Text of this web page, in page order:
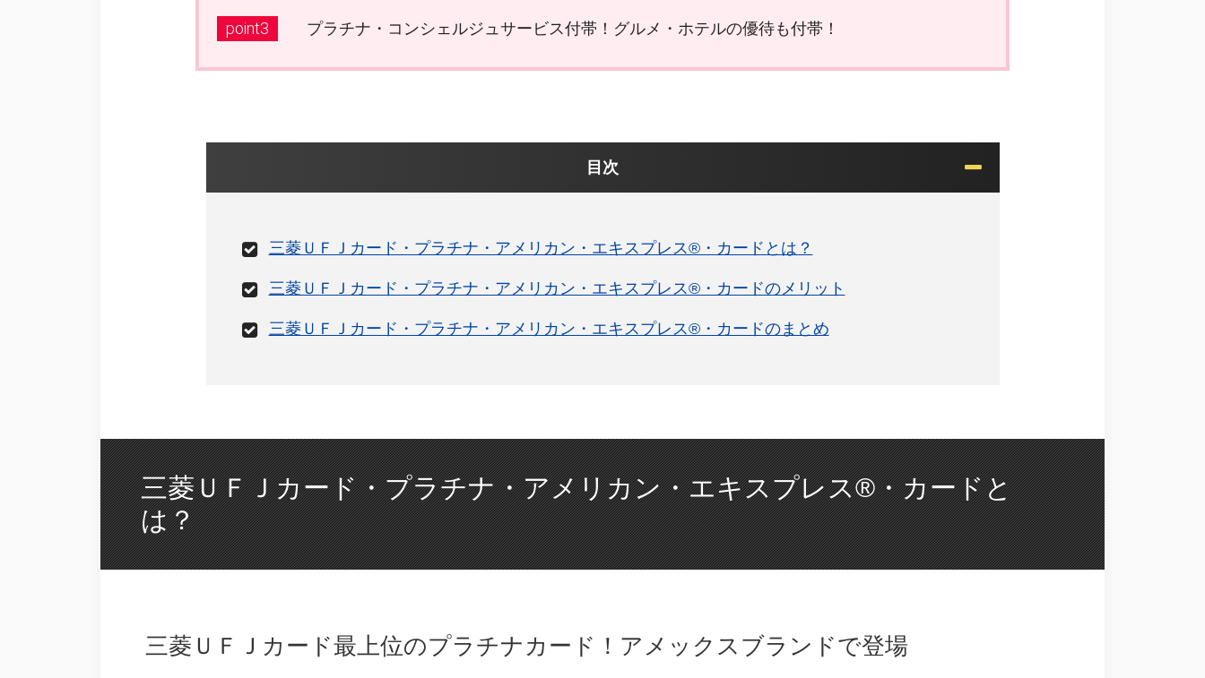
point3 プラチナ・コンシェルジュサービス付帯！グルメ・ホテルの優待も付帯！
目次
三菱ＵＦＪカード・プラチナ・アメリカン・エキスプレス®・カードとは？
三菱ＵＦＪカード・プラチナ・アメリカン・エキスプレス®・カードのメリット
三菱ＵＦＪカード・プラチナ・アメリカン・エキスプレス®・カードのまとめ
三菱ＵＦＪカード・プラチナ・アメリカン・エキスプレス®・カードと
は？
三菱ＵＦＪカード最上位のプラチナカード！アメックスブランドで登場